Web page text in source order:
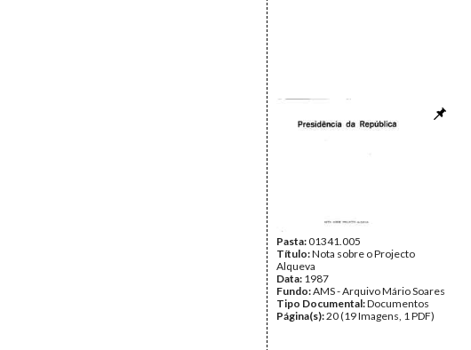
Pasta:01341.005
Título:Nota sobre o Projecto
Alqueva
Data: 1987
Fundo:AMS - Arquivo Mário Soares
Tipo Documental:Documentos
Página(s):20 (19 Imagens, 1 PDF)